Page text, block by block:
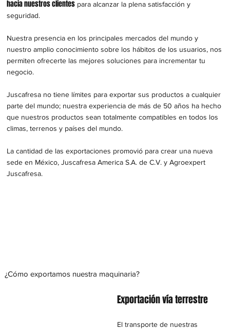
¿Cómo exportamos nuestra maquinaria?
Exportación vía terrestre
El transporte de nuestras
hacia nuestros clientes para alcanzar la plena satisfacción y
seguridad.
Nuestra presencia en los principales mercados del mundo y
nuestro amplio conocimiento sobre los hábitos de los usuarios, nos
permiten ofrecerte las mejores soluciones para incrementar tu
negocio.
Juscafresa no tiene límites para exportar sus productos a cualquier
parte del mundo; nuestra experiencia de más de 50 años ha hecho
que nuestros productos sean totalmente compatibles en todos los
climas, terrenos y países del mundo.
La cantidad de las exportaciones promovió para crear una nueva
sede en México, Juscafresa America S.A. de C.V. y Agroexpert
Juscafresa.